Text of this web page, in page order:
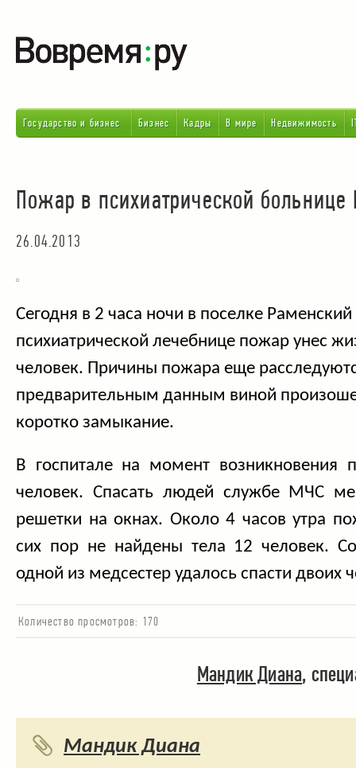
Государство и бизнес Бизнес Кадры В мире Недвижимость
Пожар в психиатрической
26.04.2013
Сегодня в 2 часа ночи в поселке
психиатрической лечебнице пожар унес
человек. Причины пожара еще
предварительным данным виной
коротко замыкание.
В госпитале на момент возникновения
человек. Спасать людей службе МЧС
решетки на окнах. Около 4 часов утра
сих пор не найдены тела 12 человек.
одной из медсестер удалось спасти двоих
Количество просмотров: 170
Мандик Диана,
Мандик Диана